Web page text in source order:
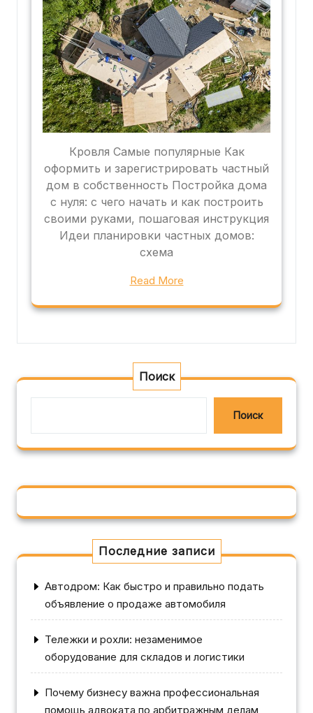
Кровля Самые популярные Как
оформить и зарегистрировать частный
дом в собственность Постройка дома
с нуля: с чего начать и как построить
своими руками, пошаговая инструкция
Идеи планировки частных домов:
схема
Read More
Поиск
Поиск
Последние записи
Автодром: Как быстро и правильно подать
объявление о продаже автомобиля
Тележки и рохли: незаменимое
оборудование для складов и логистики
Почему бизнесу важна профессиональная
помощь адвоката по арбитражным делам